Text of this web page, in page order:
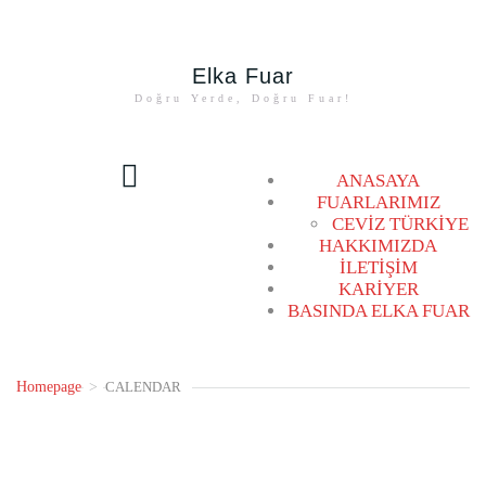
Elka Fuar
Doğru Yerde, Doğru Fuar!
ANASAYA
FUARLARIMIZ
CEVİZ TÜRKİYE
HAKKIMIZDA
İLETİŞİM
KARİYER
BASINDA ELKA FUAR
Homepage > CALENDAR